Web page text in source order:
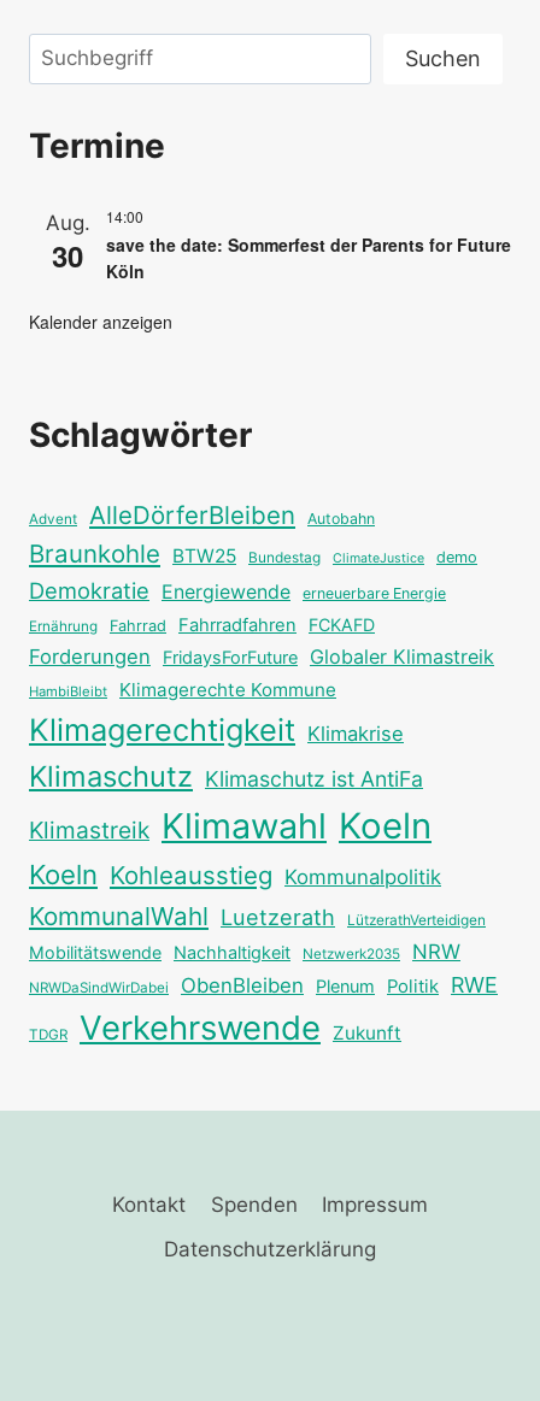
Suchen Suchen
Termine
Aug.
30
14:00
save the date: Sommerfest der Parents for Future
Köln
Kalender anzeigen
Schlagwörter
Advent AlleDörferBleiben Autobahn
Braunkohle BTW25 Bundestag ClimateJustice demo
Demokratie Energiewende erneuerbare Energie
Ernährung Fahrrad Fahrradfahren FCKAFD
Forderungen FridaysForFuture Globaler Klimastreik
HambiBleibt Klimagerechte Kommune
Klimagerechtigkeit Klimakrise
Klimaschutz Klimaschutz ist AntiFa
Klimastreik Klimawahl Koeln
Koeln Kohleausstieg Kommunalpolitik
KommunalWahl Luetzerath LützerathVerteidigen
Mobilitätswende Nachhaltigkeit Netzwerk2035 NRW
NRWDaSindWirDabei ObenBleiben Plenum Politik RWE
TDGR Verkehrswende Zukunft
Kontakt Spenden
Impressum
Datenschutzerklärung